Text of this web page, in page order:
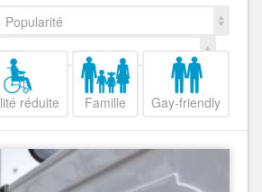
Popularité
réduite Famille Gay-friendly